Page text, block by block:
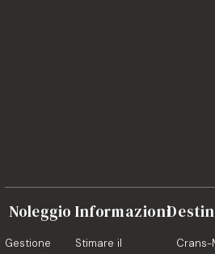
Noleggio
Gestione
Informazioni
Stimare il
Crans-